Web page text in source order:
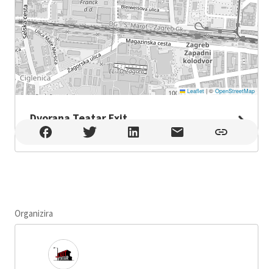
Leaflet |© OpenStreetMap
Dvorana Teatar Exit
Dvorana Teatar Exit , Zagreb
Organizira